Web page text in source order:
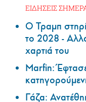
ΕΙΔΗΣΕΙΣ
Ο Τραμπ
το 2028 - Αλλά
χαρτιά του
Marfin:
Γάζα: